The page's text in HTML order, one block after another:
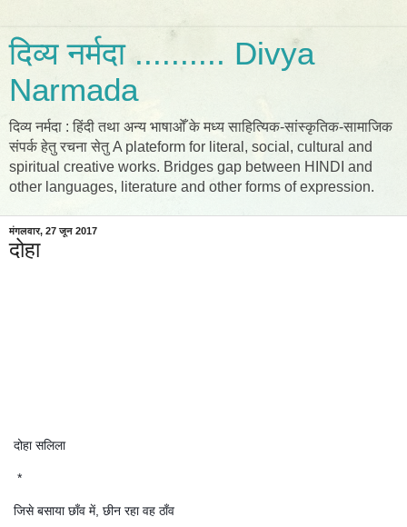
दिव्य नर्मदा .......... Divya
Narmada
दिव्य नर्मदा : हिंदी तथा अन्य भाषाओँ के मध्य साहित्यिक-सांस्कृतिक-सामाजिक
संपर्क हेतु रचना सेतु A plateform for literal, social, cultural and
spiritual creative works. Bridges gap between HINDI and
other languages, literature and other forms of expression.
मंगलवार, 27 जून 2017
दोहा
दोहा सलिला
*
जिसे बसाया छाँव में, छीन रहा वह ठाँव